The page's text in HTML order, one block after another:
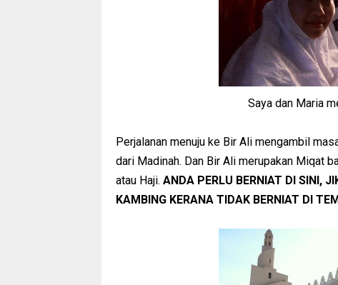
Saya dan Maria
Perjalanan menuju ke Bir Ali mengambil
dari Madinah. Dan Bir Ali merupakan Miqat
atau Haji. ANDA PERLU BERNIAT DI SINI,
KAMBING KERANA TIDAK BERNIAT DI